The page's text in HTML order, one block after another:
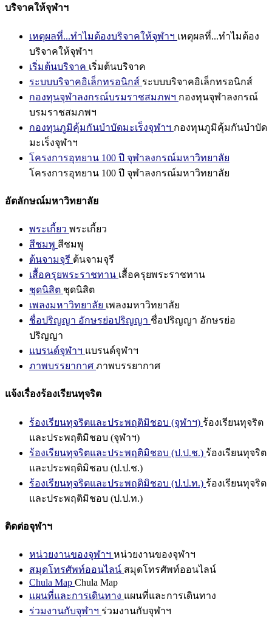
บริจาคให้จุฬาฯ
เหตุผลที่...ทำไมต้องบริจาคให้จุฬาฯ เหตุผลที่...ทำไมต้อง
บริจาคให้จุฬาฯ
เริ่มต้นบริจาค เริ่มต้นบริจาค
ระบบบริจาคอิเล็กทรอนิกส์ ระบบบริจาคอิเล็กทรอนิกส์
กองทุนจุฬาลงกรณ์บรมราชสมภพฯ กองทุนจุฬาลงกรณ์
บรมราชสมภพฯ
กองทุนภูมิคุ้มกันบำบัดมะเร็งจุฬาฯ กองทุนภูมิคุ้มกันบำบัด
มะเร็งจุฬาฯ
โครงการอุทยาน 100 ปี จุฬาลงกรณ์มหาวิทยาลัย
โครงการอุทยาน 100 ปี จุฬาลงกรณ์มหาวิทยาลัย
อัตลักษณ์มหาวิทยาลัย
พระเกี้ยว พระเกี้ยว
สีชมพู สีชมพู
ต้นจามจุรี ต้นจามจุรี
เสื้อครุยพระราชทาน เสื้อครุยพระราชทาน
ชุดนิสิต ชุดนิสิต
เพลงมหาวิทยาลัย เพลงมหาวิทยาลัย
ชื่อปริญญา อักษรย่อปริญญา ชื่อปริญญา อักษรย่อ
ปริญญา
แบรนด์จุฬาฯ แบรนด์จุฬาฯ
ภาพบรรยากาศ ภาพบรรยากาศ
แจ้งเรื่องร้องเรียนทุจริต
ร้องเรียนทุจริตและประพฤติมิชอบ (จุฬาฯ) ร้องเรียนทุจริต
และประพฤติมิชอบ (จุฬาฯ)
ร้องเรียนทุจริตและประพฤติมิชอบ (ป.ป.ช.) ร้องเรียนทุจริต
และประพฤติมิชอบ (ป.ป.ช.)
ร้องเรียนทุจริตและประพฤติมิชอบ (ป.ป.ท.) ร้องเรียนทุจริต
และประพฤติมิชอบ (ป.ป.ท.)
ติดต่อจุฬาฯ
หน่วยงานของจุฬาฯ หน่วยงานของจุฬาฯ
สมุดโทรศัพท์ออนไลน์ สมุดโทรศัพท์ออนไลน์
Chula Map Chula Map
แผนที่และการเดินทาง แผนที่และการเดินทาง
ร่วมงานกับจุฬาฯ ร่วมงานกับจุฬาฯ